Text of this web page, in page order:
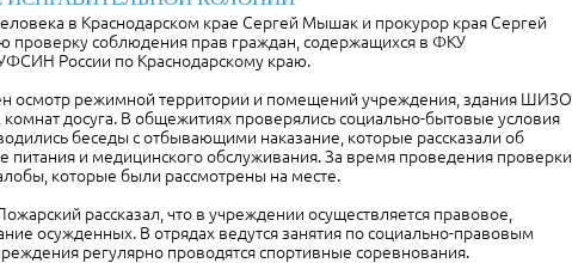
в Краснодарском крае Сергей Мышак и прокурор края Сергей
проверку соблюдения прав граждан, содержащихся в ФКУ
России по Краснодарскому краю.
осмотр режимной территории и помещений учреждения, здания ШИЗО,
досуга. В общежитиях проверялись социально-бытовые условия
беседы с отбывающими наказание, которые рассказали об
питания и медицинского обслуживания. За время проведения проверки
которые были рассмотрены на месте.
рассказал, что в учреждении осуществляется правовое,
осужденных. В отрядах ведутся занятия по социально-правовым
регулярно проводятся спортивные соревнования.